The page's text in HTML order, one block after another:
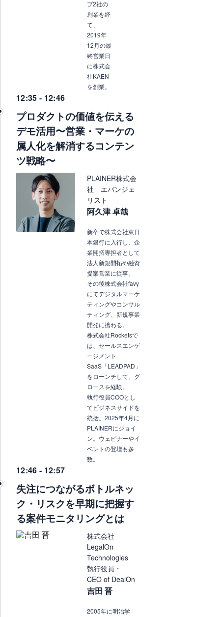
プ2社の
創業を経
て、
2019年
12月の最
終営業日
に株式会
社KAEN
を創業。
12:35 - 12:46
プロダクトの価値を伝える
デモ活用〜営業・マーケの
属人化を解消するコンテン
ツ戦略〜
PLAINER株式会
社 エバンジェ
リスト
阿久津 卓哉
新卒で株式会社東日
本銀行に入行し、企
業開拓専担者として
法人新規開拓や融資
提案営業に従事。
その後株式会社favy
にてデジタルマーケ
ティングやコンサル
ティング、新規事業
開発に携わる。
株式会社Rocketsで
は、セールスエンゲ
ージメント
SaaS「LEADPAD」
をローンチして、グ
ロースを経験。
執行役員COOとし
てビジネスサイドを
統括。2025年4月に
PLAINERにジョイ
ン。ウェビナーやイ
ベントの登壇も多
数。
12:46 - 12:57
失注につながるボトルネッ
ク・リスクを早期に把握す
る案件モニタリングとは
株式会社
LegalOn
Technologies
執行役員・
CEO of DealOn
吉田 晋
2005年に明治学